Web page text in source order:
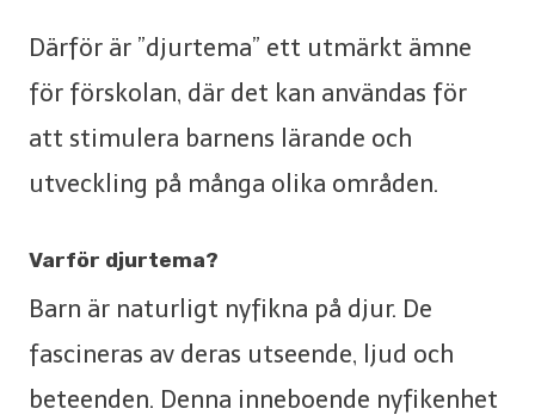
Därför är ”djurtema” ett utmärkt ämne
för förskolan, där det kan användas för
att stimulera barnens lärande och
utveckling på många olika områden.
Varför djurtema?
Barn är naturligt nyfikna på djur. De
fascineras av deras utseende, ljud och
beteenden. Denna inneboende nyfikenhet